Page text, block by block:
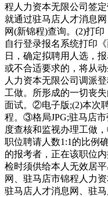
程人力资本无限公司签
就通过驻马店人才消息
网(新锦程)查询。(2)打
自行登录报名系统打印
日，确定拟聘用人选，
或不合适要求的，将从
人力资本无限公司调派
工做。所形成的一切丧
面试。②电子版;(2)本次
程。③格局JPG;驻马店
度查核和监视办理工做
职位聘请人数1:1的比例
的报考者，正在该职位
检时须供给本人无效居
网、驻马店市锦程人力
驻马店人才消息网、驻